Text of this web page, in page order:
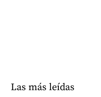
Las más leídas